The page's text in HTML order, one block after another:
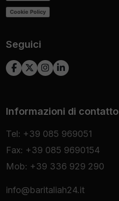
Cookie Policy
Seguici
Informazioni di contatto
Tel: +39 085 969051
Fax: +39 085 9690154
Mob: +39 336 929 290
info@baritaliah24.it